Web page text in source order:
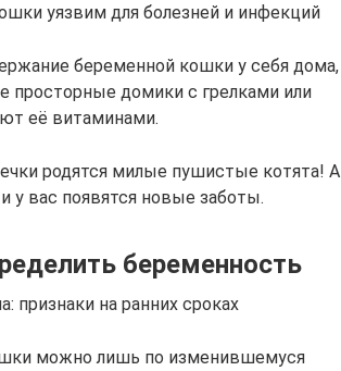
уязвим для болезней и инфекций
беременной кошки у себя дома,
домики с грелками или
её витаминами.
родятся милые пушистые котята! А
вас появятся новые заботы.
беременность
признаки на ранних сроках
можно лишь по изменившемуся